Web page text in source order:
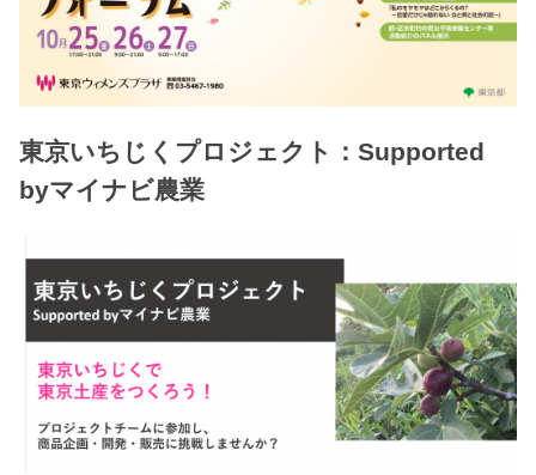
東京いちじくプロジェクト：Supported
byマイナビ農業